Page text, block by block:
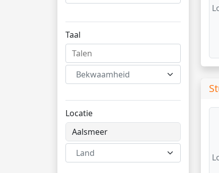
Taal
Bekwaamheid
Locatie
Land